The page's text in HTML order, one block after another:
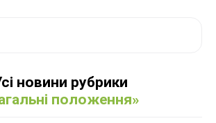
новини рубрики
положення»